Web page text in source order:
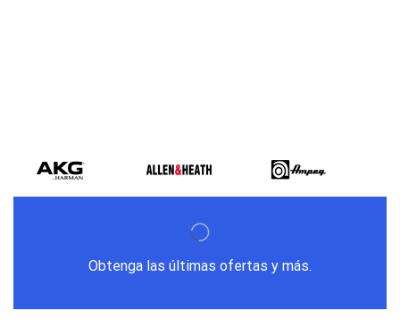
Obtenga las últimas ofertas y más.